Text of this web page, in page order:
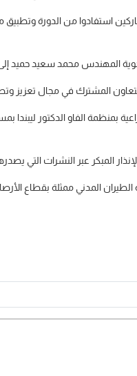
استفادوا من الدورة وتطبيق ما
المهندس محمد سعيد حميد إلى
المشترك في مجال تعزيز
الفاو الدكتور ليبندا
المبكر عبر النشرات التي
المدني ممثلة بقطاع